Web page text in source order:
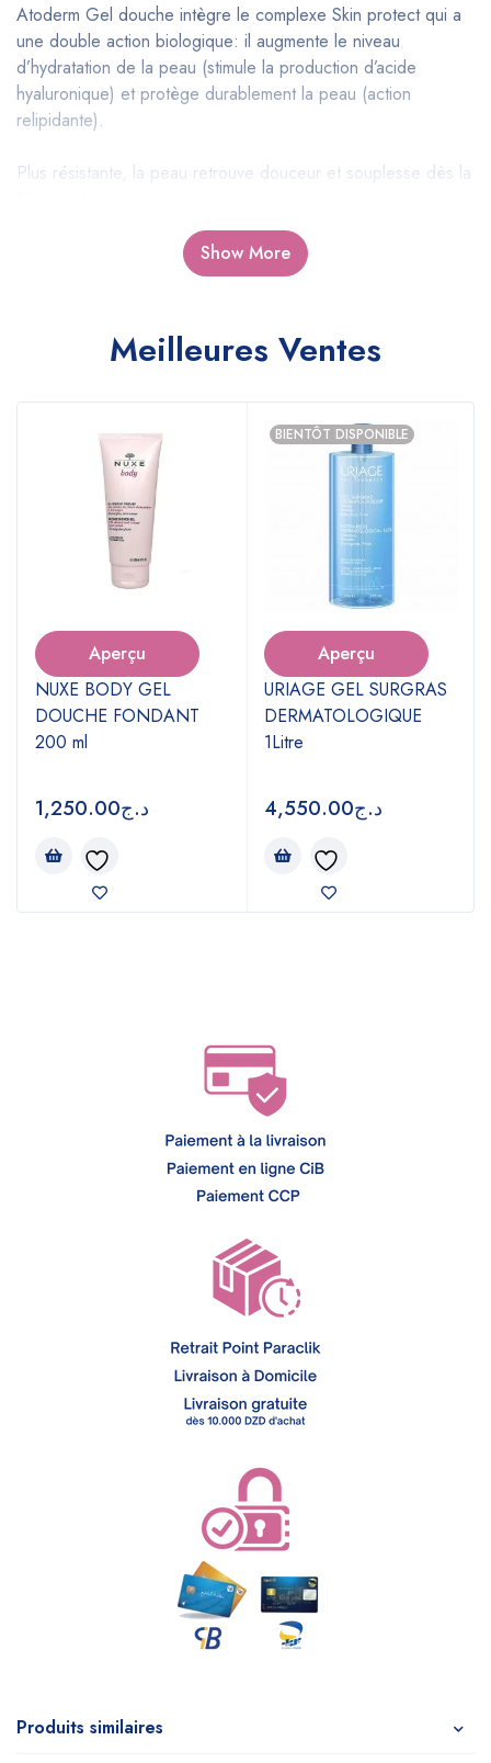
Atoderm Gel douche intègre le complexe Skin protect qui a
une double action biologique: il augmente le niveau
d’hydratation de la peau (stimule la production d’acide
hyaluronique) et protège durablement la peau (action
relipidante).
Plus résistante, la peau retrouve douceur et souplesse dès la
Show More
Meilleures Ventes
Aperçu
NUXE BODY GEL
DOUCHE FONDANT
200 ml
د.ج1,250.00
BIENTÔT DISPONIBLE
Aperçu
URIAGE GEL SURGRAS
DERMATOLOGIQUE
1Litre
د.ج4,550.00
Produits similaires